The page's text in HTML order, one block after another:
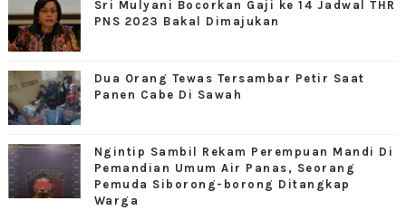
Sri Mulyani Bocorkan Gaji ke 14 Jadwal THR
PNS 2023 Bakal Dimajukan
Dua Orang Tewas Tersambar Petir Saat
Panen Cabe Di Sawah
Ngintip Sambil Rekam Perempuan Mandi Di
Pemandian Umum Air Panas, Seorang
Pemuda Siborong-borong Ditangkap
Warga